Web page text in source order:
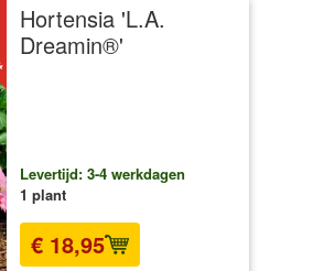
Hortensia 'L.A.
Dreamin®'
Levertijd: 3-4 werkdagen
1 plant
€ 18,95